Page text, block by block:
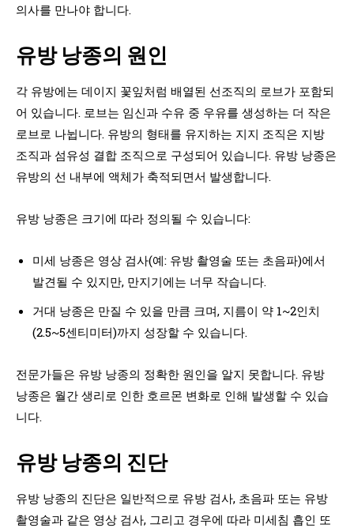
의사를 만나야 합니다.
유방 낭종의 원인
각 유방에는 데이지 꽃잎처럼 배열된 선조직의 로브가 포함되
어 있습니다. 로브는 임신과 수유 중 우유를 생성하는 더 작은
로브로 나뉩니다. 유방의 형태를 유지하는 지지 조직은 지방
조직과 섬유성 결합 조직으로 구성되어 있습니다. 유방 낭종은
유방의 선 내부에 액체가 축적되면서 발생합니다.
유방 낭종은 크기에 따라 정의될 수 있습니다:
미세 낭종은 영상 검사(예: 유방 촬영술 또는 초음파)에서
발견될 수 있지만, 만지기에는 너무 작습니다.
거대 낭종은 만질 수 있을 만큼 크며, 지름이 약 1~2인치
(2.5~5센티미터)까지 성장할 수 있습니다.
전문가들은 유방 낭종의 정확한 원인을 알지 못합니다. 유방
낭종은 월간 생리로 인한 호르몬 변화로 인해 발생할 수 있습
니다.
유방 낭종의 진단
유방 낭종의 진단은 일반적으로 유방 검사, 초음파 또는 유방
촬영술과 같은 영상 검사, 그리고 경우에 따라 미세침 흡인 또